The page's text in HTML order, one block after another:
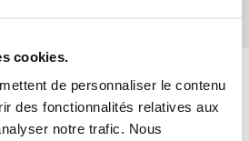
cookies.
de personnaliser le contenu
des fonctionnalités relatives aux
notre trafic. Nous
SICs'engage